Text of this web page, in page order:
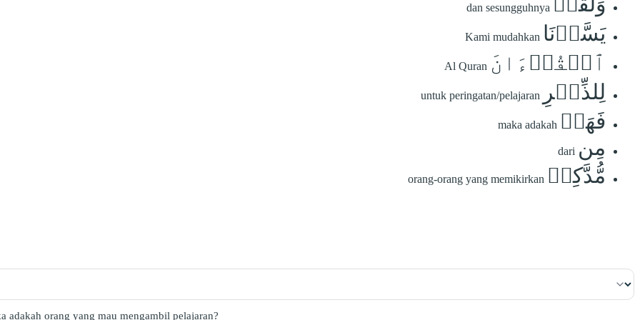
dan sesungguhnya
يَسَّرۡنَا Kami mudahkan
ٱلۡقُرۡءَانَ Al Quran
لِلذِّكۡرِ untuk peringatan/pelajaran
فَهَلۡ maka adakah
مِن dari
مُّدَّكِرٖ orang-orang yang memikirkan
orang yang mau mengambil pelajaran?